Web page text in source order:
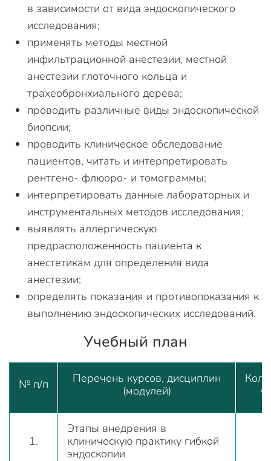
в зависимости от вида эндоскопического
исследования;
применять методы местной
инфильтрационной анестезии, местной
анестезии глоточного кольца и
трахеобронхиального дерева;
проводить различные виды эндоскопической
биопсии;
проводить клиническое обследование
пациентов, читать и интерпретировать
рентгено- флюоро- и томограммы;
интерпретировать данные лабораторных и
инструментальных методов исследования;
выявлять аллергическую
предрасположенность пациента к
анестетикам для определения вида
анестезии;
определять показания и противопоказания к
выполнению эндоскопических исследований.
Учебный план
№ п/п
Перечень курсов, дисциплин
(модулей)
1.
Этапы внедрения в
клиническую практику гибкой
эндоскопии